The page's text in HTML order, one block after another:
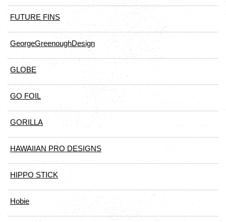
FUTURE FINS
GeorgeGreenoughDesign
GLOBE
GO FOIL
GORILLA
HAWAIIAN PRO DESIGNS
HIPPO STICK
Hobie